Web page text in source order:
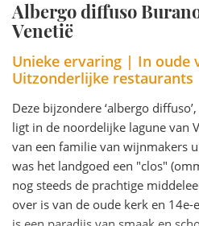
Albergo diffuso
Venetië
Unieke ervaring | In oude
Uitzonderlijke restaurants
Deze bijzondere ‘albergo
ligt in de noordelijke lagune van
van een familie van wijnmakers
was het landgoed een "clos"
nog steeds de prachtige
over is van de oude kerk en